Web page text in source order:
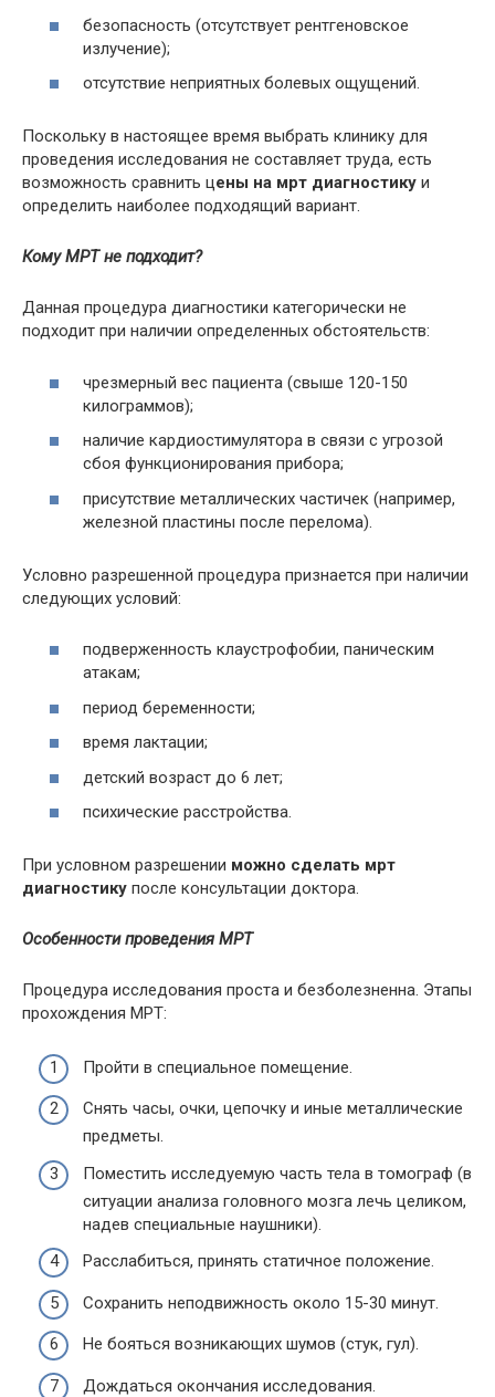
безопасность (отсутствует рентгеновское
излучение);
отсутствие неприятных болевых ощущений.
Поскольку в настоящее время выбрать клинику для
проведения исследования не составляет труда, есть
возможность сравнить цены на мрт диагностику и
определить наиболее подходящий вариант.
Кому МРТ не подходит?
Данная процедура диагностики категорически не
подходит при наличии определенных обстоятельств:
чрезмерный вес пациента (свыше 120-150
килограммов);
наличие кардиостимулятора в связи с угрозой
сбоя функционирования прибора;
присутствие металлических частичек (например,
железной пластины после перелома).
Условно разрешенной процедура признается при наличии
следующих условий:
подверженность клаустрофобии, паническим
атакам;
период беременности;
время лактации;
детский возраст до 6 лет;
психические расстройства.
При условном разрешении можно сделать мрт
диагностику после консультации доктора.
Особенности проведения МРТ
Процедура исследования проста и безболезненна. Этапы
прохождения МРТ:
Пройти в специальное помещение.
Снять часы, очки, цепочку и иные металлические
предметы.
Поместить исследуемую часть тела в томограф (в
ситуации анализа головного мозга лечь целиком,
надев специальные наушники).
Расслабиться, принять статичное положение.
Сохранить неподвижность около 15-30 минут.
Не бояться возникающих шумов (стук, гул).
Дождаться окончания исследования.